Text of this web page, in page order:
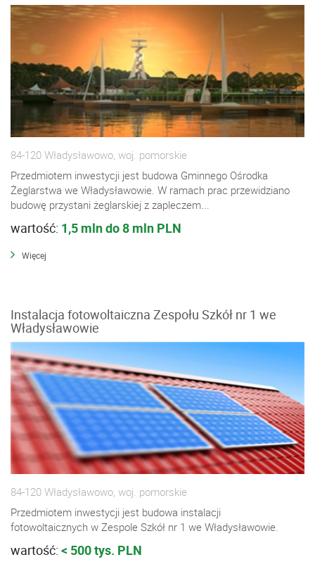
84-120 Władysławowo, woj. pomorskie
Przedmiotem inwestycji jest budowa Gminnego Ośrodka
Żeglarstwa we Władysławowie. W ramach prac przewidziano
budowę przystani żeglarskiej z zapleczem...
wartość: 1,5 mln do 8 mln PLN
Więcej
Instalacja fotowoltaiczna Zespołu Szkół nr 1 we
Władysławowie
84-120 Władysławowo, woj. pomorskie
Przedmiotem inwestycji jest budowa instalacji
fotowoltaicznych w Zespole Szkół nr 1 we Władysławowie.
wartość: < 500 tys. PLN